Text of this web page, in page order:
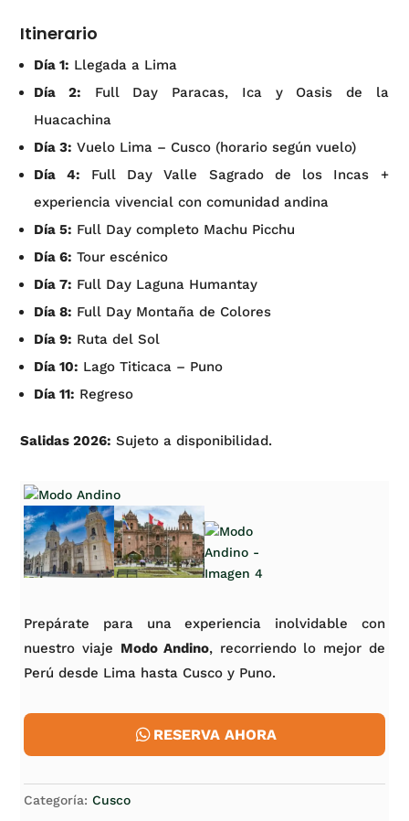
Itinerario
Día 1: Llegada a Lima
Día 2: Full Day Paracas, Ica y Oasis de la
Huacachina
Día 3: Vuelo Lima – Cusco (horario según vuelo)
Día 4: Full Day Valle Sagrado de los Incas +
experiencia vivencial con comunidad andina
Día 5: Full Day completo Machu Picchu
Día 6: Tour escénico
Día 7: Full Day Laguna Humantay
Día 8: Full Day Montaña de Colores
Día 9: Ruta del Sol
Día 10: Lago Titicaca – Puno
Día 11: Regreso
Salidas 2026: Sujeto a disponibilidad.
Prepárate para una experiencia inolvidable con
nuestro viaje Modo Andino, recorriendo lo mejor de
Perú desde Lima hasta Cusco y Puno.
RESERVA AHORA
Categoría:Cusco